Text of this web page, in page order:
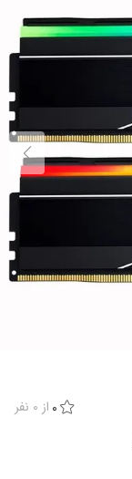
0 از 0 نفر